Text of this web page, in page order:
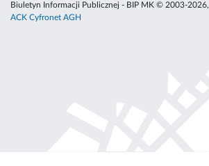
Biuletyn Informacji Publicznej - BIP MK © 2003-2026,
ACK Cyfronet AGH